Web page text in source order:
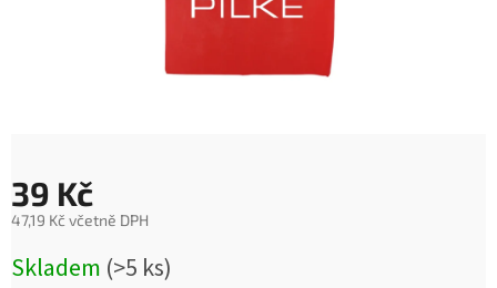
39 Kč
47,19 Kč včetně DPH
cena:
Skladem (>5 ks)